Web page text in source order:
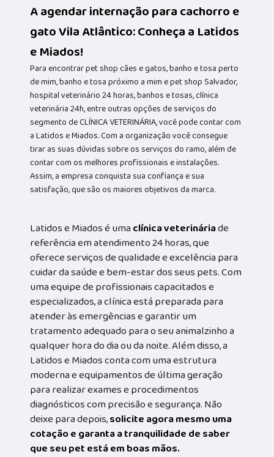
A agendar internação para cachorro e
gato Vila Atlântico: Conheça a Latidos
e Miados!
Para encontrar pet shop cães e gatos, banho e tosa perto
de mim, banho e tosa próximo a mim e pet shop Salvador,
hospital veterinário 24 horas, banhos e tosas, clínica
veterinária 24h, entre outras opções de serviços do
segmento de CLÍNICA VETERINÁRIA, você pode contar com
a Latidos e Miados. Com a organização você consegue
tirar as suas dúvidas sobre os serviços do ramo, além de
contar com os melhores profissionais e instalações.
Assim, a empresa conquista sua confiança e sua
satisfação, que são os maiores objetivos da marca.
Latidos e Miados é umaclínica veterináriade
referência em atendimento 24 horas, que
oferece serviços de qualidade e excelência para
cuidar da saúde e bem-estar dos seus pets. Com
uma equipe de profissionais capacitados e
especializados, a clínica está preparada para
atender às emergências e garantir um
tratamento adequado para o seu animalzinho a
qualquer hora do dia ou da noite. Além disso, a
Latidos e Miados conta com uma estrutura
moderna e equipamentos de última geração
para realizar exames e procedimentos
diagnósticos com precisão e segurança. Não
deixe para depois,solicite agora mesmo uma
cotação e garanta a tranquilidade de saber
que seu pet está em boas mãos.